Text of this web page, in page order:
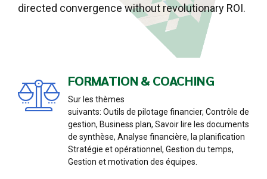
directed convergence without revolutionary ROI.
FORMATION & COACHING
Sur les thèmes
suivants: Outils de pilotage financier, Contrôle de
gestion, Business plan, Savoir lire les documents
de synthèse, Analyse financière, la planification
Stratégie et opérationnel, Gestion du temps,
Gestion et motivation des équipes.